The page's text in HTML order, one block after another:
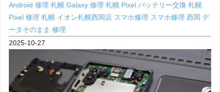
Android 修理 札幌Galaxy 修理 札幌 Pixel バッテリー交換 札幌
Pixel 修理 札幌 イオン札幌西岡店 スマホ修理 スマホ修理 西岡デ
ータそのまま 修理
2025-10-27